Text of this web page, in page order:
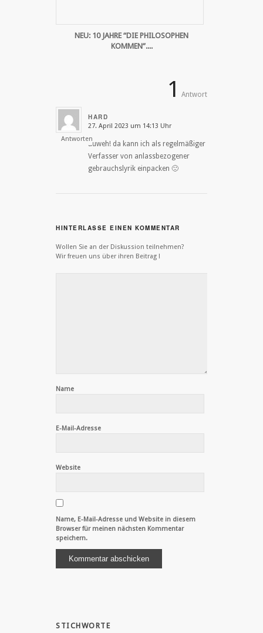
NEU: 10 JAHRE “DIE PHILOSOPHEN
KOMMEN”....
1 Antwort
HARD
says:
27. April 2023 um 14:13 Uhr
auweh! da kann ich als regelmäßiger
Verfasser von anlassbezogener
gebrauchslyrik einpacken 🙁
Antworten
HINTERLASSE EINEN KOMMENTAR
Wollen Sie an der Diskussion teilnehmen?
Wir freuen uns über ihren Beitrag !
Name
E-Mail-Adresse
Website
Name, E-Mail-Adresse und Website in diesem
Browser für meinen nächsten Kommentar
speichern.
STICHWORTE